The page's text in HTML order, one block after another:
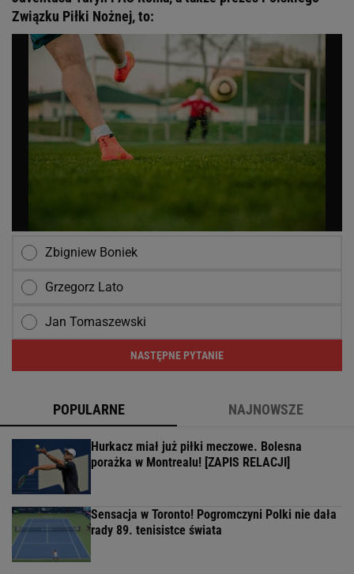
Związku Piłki Nożnej, to:
Zbigniew Boniek
Grzegorz Lato
Jan Tomaszewski
NASTĘPNE PYTANIE
POPULARNE NAJNOWSZE
Hurkacz miał już piłki meczowe. Bolesna
porażka w Montrealu! [ZAPIS RELACJI]
Sensacja w Toronto! Pogromczyni Polki nie dała
rady 89. tenisistce świata